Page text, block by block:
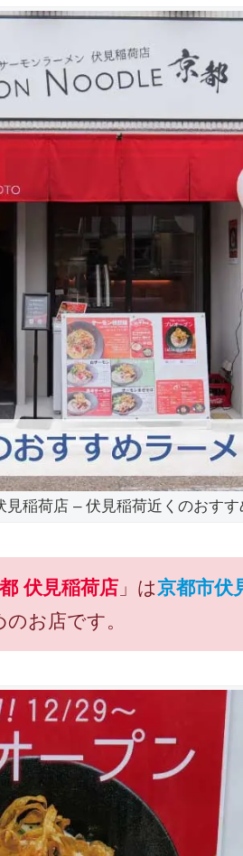
見稲荷店 – 伏見稲荷近くのおす
伏見稲荷店 」は京都市伏
お店です。